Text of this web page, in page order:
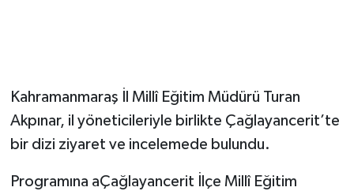
Kahramanmaraş İl Millî Eğitim Müdürü Turan
Akpınar, il yöneticileriyle birlikte Çağlayancerit’te
bir dizi ziyaret ve incelemede bulundu.
Programına aÇağlayancerit İlçe Millî Eğitim